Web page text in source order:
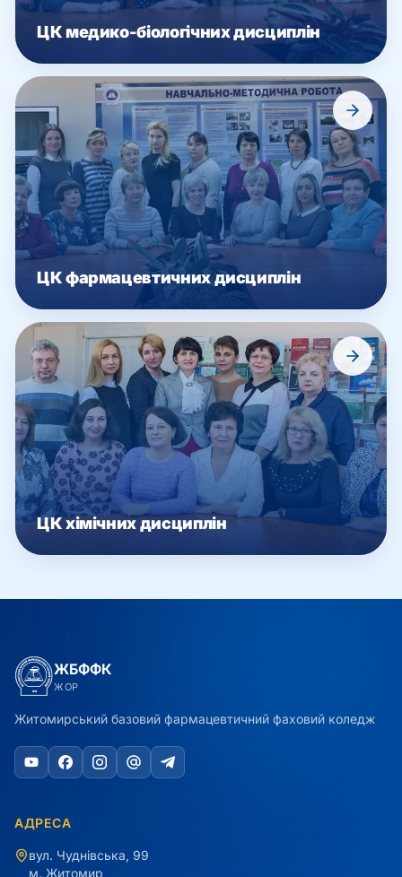
ЦК медико-біологічних дисциплін
ЦК фармацевтичних дисциплін
ЦК хімічних дисциплін
ЖБФФК
ЖОР
Житомирський базовий фармацевтичний фаховий коледж
АДРЕСА
вул. Чуднівська, 99
м. Житомир